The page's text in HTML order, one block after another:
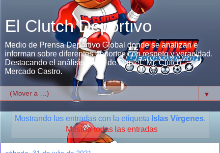
El Clutch Deportivo
Medio de Prensa Deportivo Global donde se analizan e
informan sobre diferentes deportes con respeto y veracidad.
Destacando el análisis único de Daniel "Mr. Clutch"
Mercado Castro.
▼
Mostrando las entradas con la etiqueta Islas Vírgenes.
Mostrar todas las entradas